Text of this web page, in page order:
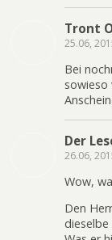
Tront
25.06,
Bei
sowieso
Der
26.06,
Wow,
Den